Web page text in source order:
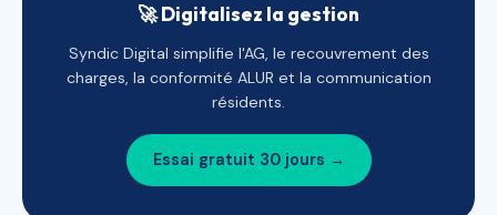
🚀 Digitalisez la gestion
Syndic Digital simplifie l'AG, le recouvrement des
charges, la conformité ALUR et la communication
résidents.
Essai gratuit 30 jours →